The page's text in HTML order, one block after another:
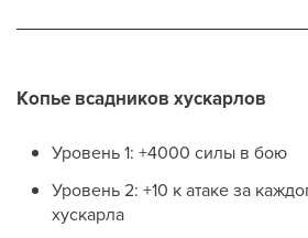
Копье всадников хускарлов
Уровень 1: +4000 силы в бою
Уровень 2: +10 к атаке за
хускарла